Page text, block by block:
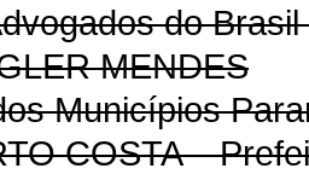
do
MENDES
Municípios
COSTA –